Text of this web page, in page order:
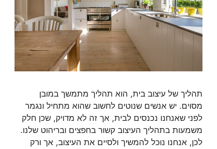
תהליך של עיצוב בית, הוא תהליך מתמשך במובן
מסוים. יש אנשים שנוטים לחשוב שהוא מתחיל ונגמר
לפני שאנחנו נכנסים לבית, אך זה לא מדויק, שכן חלק
משמעות בתהליך העיצוב קשור בחפצים ובריהוט שלנו.
לכן, אנחנו נוכל להמשיך ולסיים את העיצוב, אך ורק